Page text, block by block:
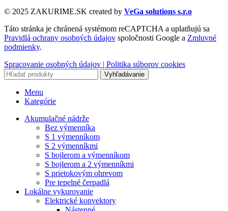
© 2025 ZAKURIME.SK created by VeGa solutions s.r.o
Táto stránka je chránená systémom reCAPTCHA a uplatňujú sa
Pravidlá ochrany osobných údajov spoločnosti Google a Zmluvné
podmienky.
Spracovanie osobných údajov | Politika súborov cookies
Vyhľadávanie
Menu
Kategórie
Akumulačné nádrže
Bez výmenníka
S 1 výmenníkom
S 2 výmenníkmi
S bojlerom a výmenníkom
S bojlerom a 2 výmenníkmi
S prietokovým ohrevom
Pre tepelné čerpadlá
Lokálne vykurovanie
Elektrické konvektory